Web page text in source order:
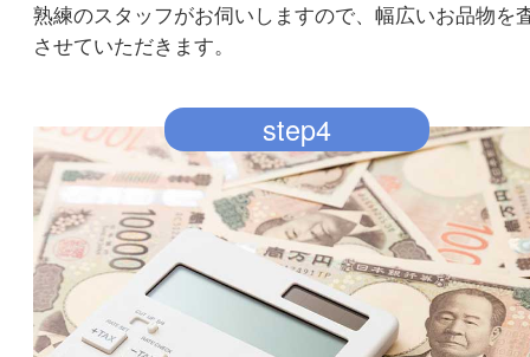
お品物を査定
熟練のスタッフがお伺いしますので、幅広いお品
させていただきます。